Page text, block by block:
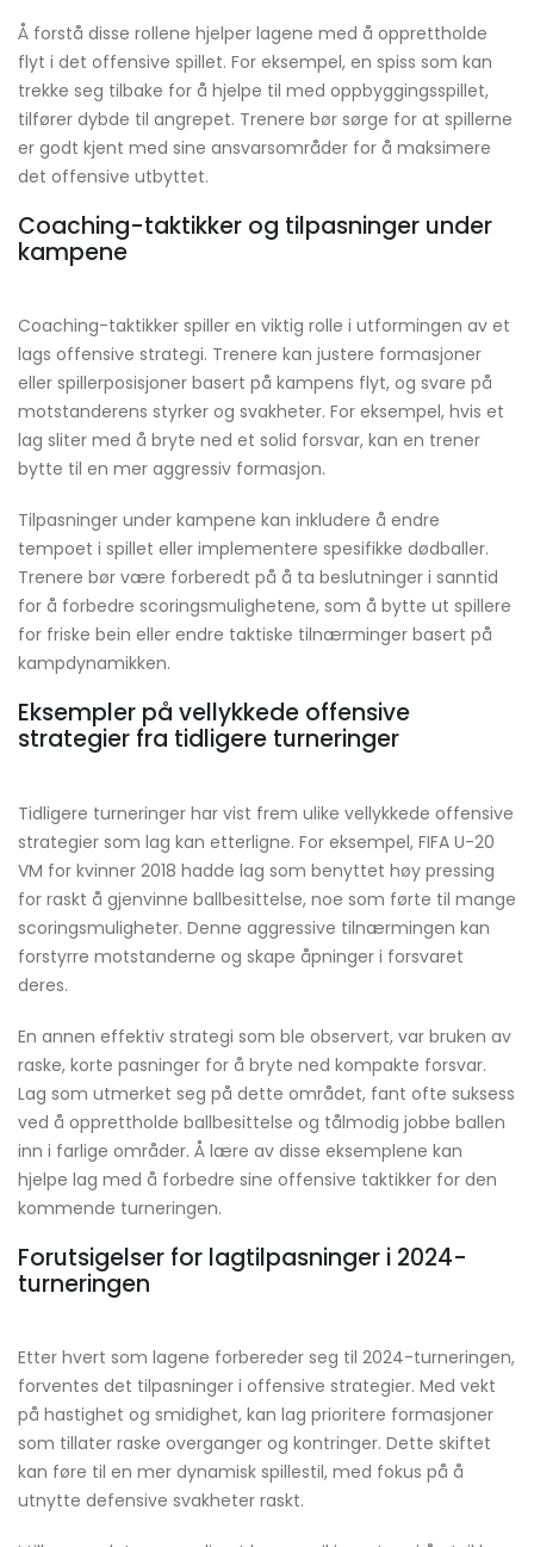
Å forstå disse rollene hjelper lagene med å opprettholde
flyt i det offensive spillet. For eksempel, en spiss som kan
trekke seg tilbake for å hjelpe til med oppbyggingsspillet,
tilfører dybde til angrepet. Trenere bør sørge for at spillerne
er godt kjent med sine ansvarsområder for å maksimere
det offensive utbyttet.
Coaching-taktikker og tilpasninger under
kampene
Coaching-taktikker spiller en viktig rolle i utformingen av et
lags offensive strategi. Trenere kan justere formasjoner
eller spillerposisjoner basert på kampens flyt, og svare på
motstanderens styrker og svakheter. For eksempel, hvis et
lag sliter med å bryte ned et solid forsvar, kan en trener
bytte til en mer aggressiv formasjon.
Tilpasninger under kampene kan inkludere å endre
tempoet i spillet eller implementere spesifikke dødballer.
Trenere bør være forberedt på å ta beslutninger i sanntid
for å forbedre scoringsmulighetene, som å bytte ut spillere
for friske bein eller endre taktiske tilnærminger basert på
kampdynamikken.
Eksempler på vellykkede offensive
strategier fra tidligere turneringer
Tidligere turneringer har vist frem ulike vellykkede offensive
strategier som lag kan etterligne. For eksempel, FIFA U-20
VM for kvinner 2018 hadde lag som benyttet høy pressing
for raskt å gjenvinne ballbesittelse, noe som førte til mange
scoringsmuligheter. Denne aggressive tilnærmingen kan
forstyrre motstanderne og skape åpninger i forsvaret
deres.
En annen effektiv strategi som ble observert, var bruken av
raske, korte pasninger for å bryte ned kompakte forsvar.
Lag som utmerket seg på dette området, fant ofte suksess
ved å opprettholde ballbesittelse og tålmodig jobbe ballen
inn i farlige områder. Å lære av disse eksemplene kan
hjelpe lag med å forbedre sine offensive taktikker for den
kommende turneringen.
Forutsigelser for lagtilpasninger i 2024-
turneringen
Etter hvert som lagene forbereder seg til 2024-turneringen,
forventes det tilpasninger i offensive strategier. Med vekt
på hastighet og smidighet, kan lag prioritere formasjoner
som tillater raske overganger og kontringer. Dette skiftet
kan føre til en mer dynamisk spillestil, med fokus på å
utnytte defensive svakheter raskt.